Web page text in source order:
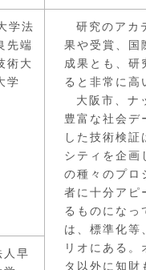
学法
先端
術大
学
研究のアカ
果や受賞、国
成果とも、研
ると非常に高
大阪市、ナ
豊富な社会デ
した技術検証
シティを企画
の種々のプロ
者に十分アピ
るものになっ
は、標準化等
リオにある。
タ以外に知財
人早